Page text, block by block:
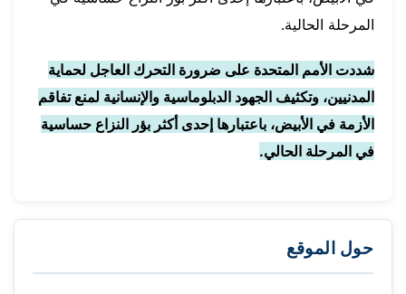
المرحلة الحالية.
شددت الأمم المتحدة على ضرورة التحرك العاجل لحماية
المدنيين، وتكثيف الجهود الدبلوماسية والإنسانية لمنع تفاقم
الأزمة في الأبيض، باعتبارها إحدى أكثر بؤر النزاع حساسية
في المرحلة الحالي.
حول الموقع